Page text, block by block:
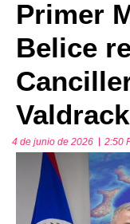
Primer
Belice
4 de junio de 2026 2:50